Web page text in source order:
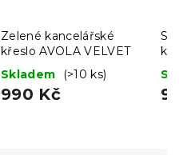
Zelené kancelářské
křeslo AVOLA VELVET
Skladem
(>10 ks)
990 Kč